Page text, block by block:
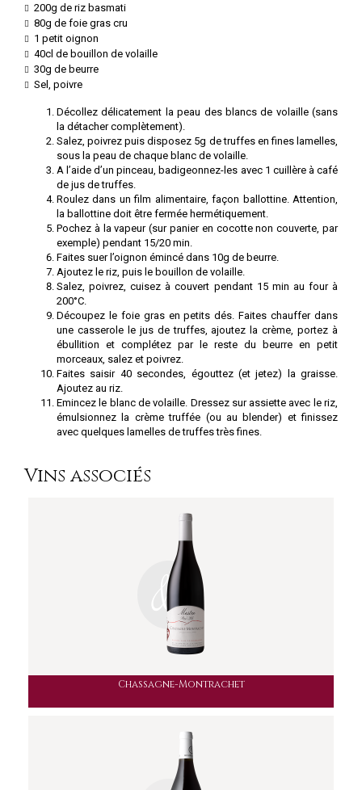
200g de riz basmati
80g de foie gras cru
1 petit oignon
40cl de bouillon de volaille
30g de beurre
Sel, poivre
Décollez délicatement la peau des blancs de volaille (sans
la détacher complètement).
Salez, poivrez puis disposez 5g de truffes en fines lamelles,
sous la peau de chaque blanc de volaille.
A l’aide d’un pinceau, badigeonnez-les avec 1 cuillère à café
de jus de truffes.
Roulez dans un film alimentaire, façon ballottine. Attention,
la ballottine doit être fermée hermétiquement.
Pochez à la vapeur (sur panier en cocotte non couverte, par
exemple) pendant 15/20 min.
Faites suer l’oignon émincé dans 10g de beurre.
Ajoutez le riz, puis le bouillon de volaille.
Salez, poivrez, cuisez à couvert pendant 15 min au four à
200°C.
Découpez le foie gras en petits dés. Faites chauffer dans
une casserole le jus de truffes, ajoutez la crème, portez à
ébullition et complétez par le reste du beurre en petit
morceaux, salez et poivrez.
Faites saisir 40 secondes, égouttez (et jetez) la graisse.
Ajoutez au riz.
Emincez le blanc de volaille. Dressez sur assiette avec le riz,
émulsionnez la crème truffée (ou au blender) et finissez
avec quelques lamelles de truffes très fines.
Vins associés
Chassagne-Montrachet